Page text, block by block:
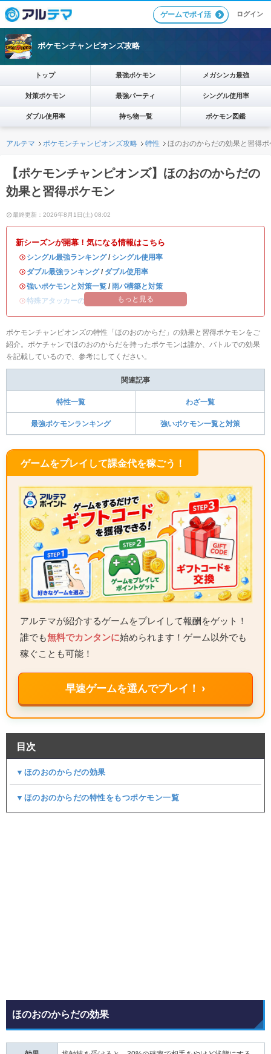
ゲームでポイ活 ログイン
ポケモンチャンピオンズ攻略
トップ 最強ポケモン メガシンカ最強
対策ポケモン 最強パーティ シングル使用率
ダブル使用率 持ち物一覧 ポケモン図鑑
アルテマ ポケモンチャンピオンズ攻略 特性 ほのおのからだの効果と習得ポ
【ポケモンチャンピオンズ】ほのおのからだの
効果と習得ポケモン
最終更新：2026年8月1日(土) 08:02
新シーズンが開幕！気になる情報はこちら
・ シングル最強ランキング/ シングル使用率
・ ダブル最強ランキング/ ダブル使用率
・強いポケモンと対策一覧 / 雨パ構築と対策
・特殊アタッカーのおすすめランキング
もっと見る
ポケモンチャンピオンズの特性「ほのおのからだ」の効果と習得ポケモンをご
紹介。ポケチャンでほのおのからだを持ったポケモンは誰か、バトルでの効果
を記載しているので、参考にしてください。
関連記事
特性一覧 わざ一覧
最強ポケモンランキング 強いポケモン一覧と対策
ゲームをプレイして課金代を稼ごう！
アルテマが紹介するゲームをプレイして報酬をゲット！
誰でも無料でカンタンに始められます！ゲーム以外でも
稼ぐことも可能！
早速ゲームを選んでプレイ！ ›
目次
▼ほのおのからだの効果
▼ほのおのからだの特性をもつポケモン一覧
ほのおのからだの効果